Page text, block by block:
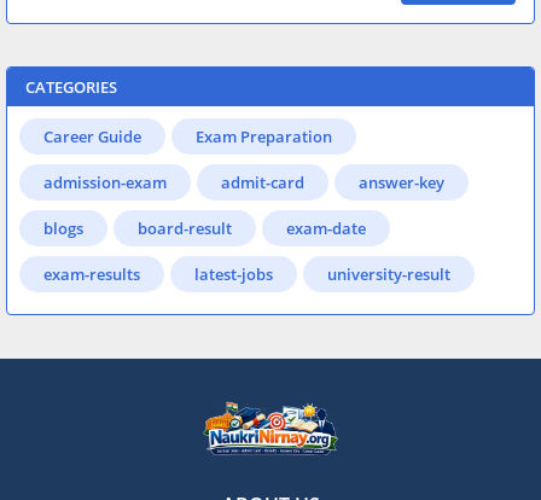
CATEGORIES
Career Guide Exam Preparation
admission-exam admit-card answer-key
blogs board-result exam-date
exam-results latest-jobs university-result